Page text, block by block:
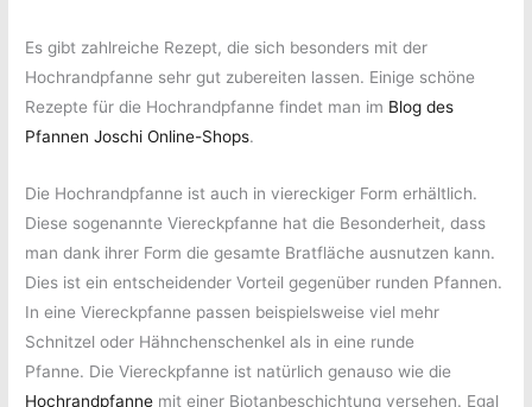
Es gibt zahlreiche Rezept, die sich besonders mit der
Hochrandpfanne sehr gut zubereiten lassen. Einige schöne
Rezepte für die Hochrandpfanne findet man im Blog des
Pfannen Joschi Online-Shops.
Die Hochrandpfanne ist auch in viereckiger Form erhältlich.
Diese sogenannte Viereckpfanne hat die Besonderheit, dass
man dank ihrer Form die gesamte Bratfläche ausnutzen kann.
Dies ist ein entscheidender Vorteil gegenüber runden Pfannen.
In eine Viereckpfanne passen beispielsweise viel mehr
Schnitzel oder Hähnchenschenkel als in eine runde
Pfanne. Die Viereckpfanne ist natürlich genauso wie die
Hochrandpfanne mit einer Biotanbeschichtung versehen. Egal